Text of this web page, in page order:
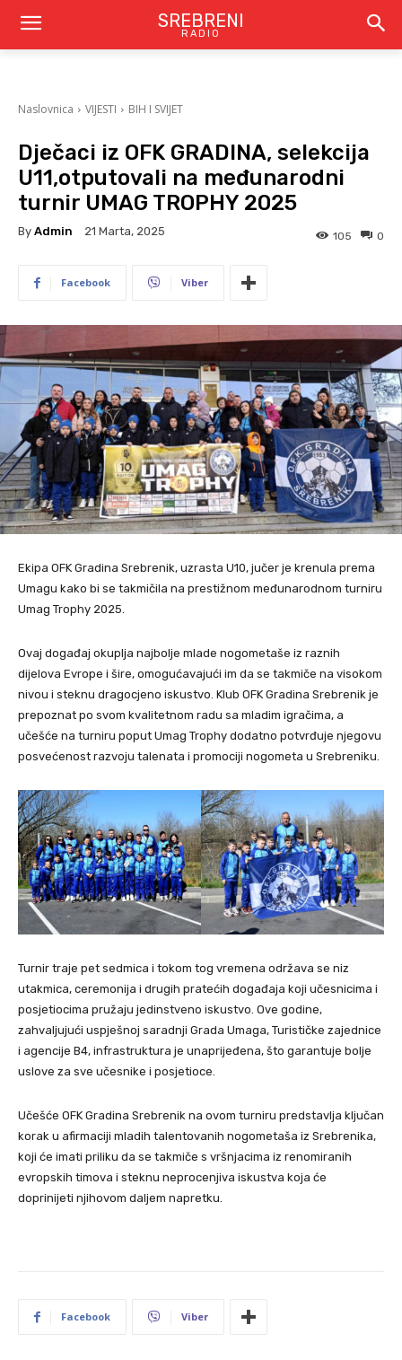
SREBRENI
RADIO
Naslovnica VIJESTI BIH I SVIJET
Dječaci iz OFK GRADINA, selekcija
U11,otputovali na međunarodni
turnir UMAG TROPHY 2025
By Admin 21 Marta, 2025 0
105
Facebook Viber
Ekipa OFK Gradina Srebrenik, uzrasta U10, jučer je krenula prema
Umagu kako bi se takmičila na prestižnom međunarodnom turniru
Umag Trophy 2025.
Ovaj događaj okuplja najbolje mlade nogometaše iz raznih
dijelova Evrope i šire, omogućavajući im da se takmiče na visokom
nivou i steknu dragocjeno iskustvo. Klub OFK Gradina Srebrenik je
prepoznat po svom kvalitetnom radu sa mladim igračima, a
učešće na turniru poput Umag Trophy dodatno potvrđuje njegovu
posvećenost razvoju talenata i promociji nogometa u Srebreniku.
Turnir traje pet sedmica i tokom tog vremena održava se niz
utakmica, ceremonija i drugih pratećih događaja koji učesnicima i
posjetiocima pružaju jedinstveno iskustvo. Ove godine,
zahvaljujući uspješnoj saradnji Grada Umaga, Turističke zajednice
i agencije B4, infrastruktura je unaprijeđena, što garantuje bolje
uslove za sve učesnike i posjetioce.
Učešće OFK Gradina Srebrenik na ovom turniru predstavlja ključan
korak u afirmaciji mladih talentovanih nogometaša iz Srebrenika,
koji će imati priliku da se takmiče s vršnjacima iz renomiranih
evropskih timova i steknu neprocenjiva iskustva koja će
doprinijeti njihovom daljem napretku.
Facebook Viber